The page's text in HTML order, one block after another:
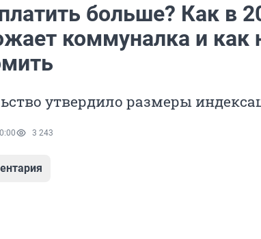
больше? Как в
коммуналка и как
утвердило размеры
3 243